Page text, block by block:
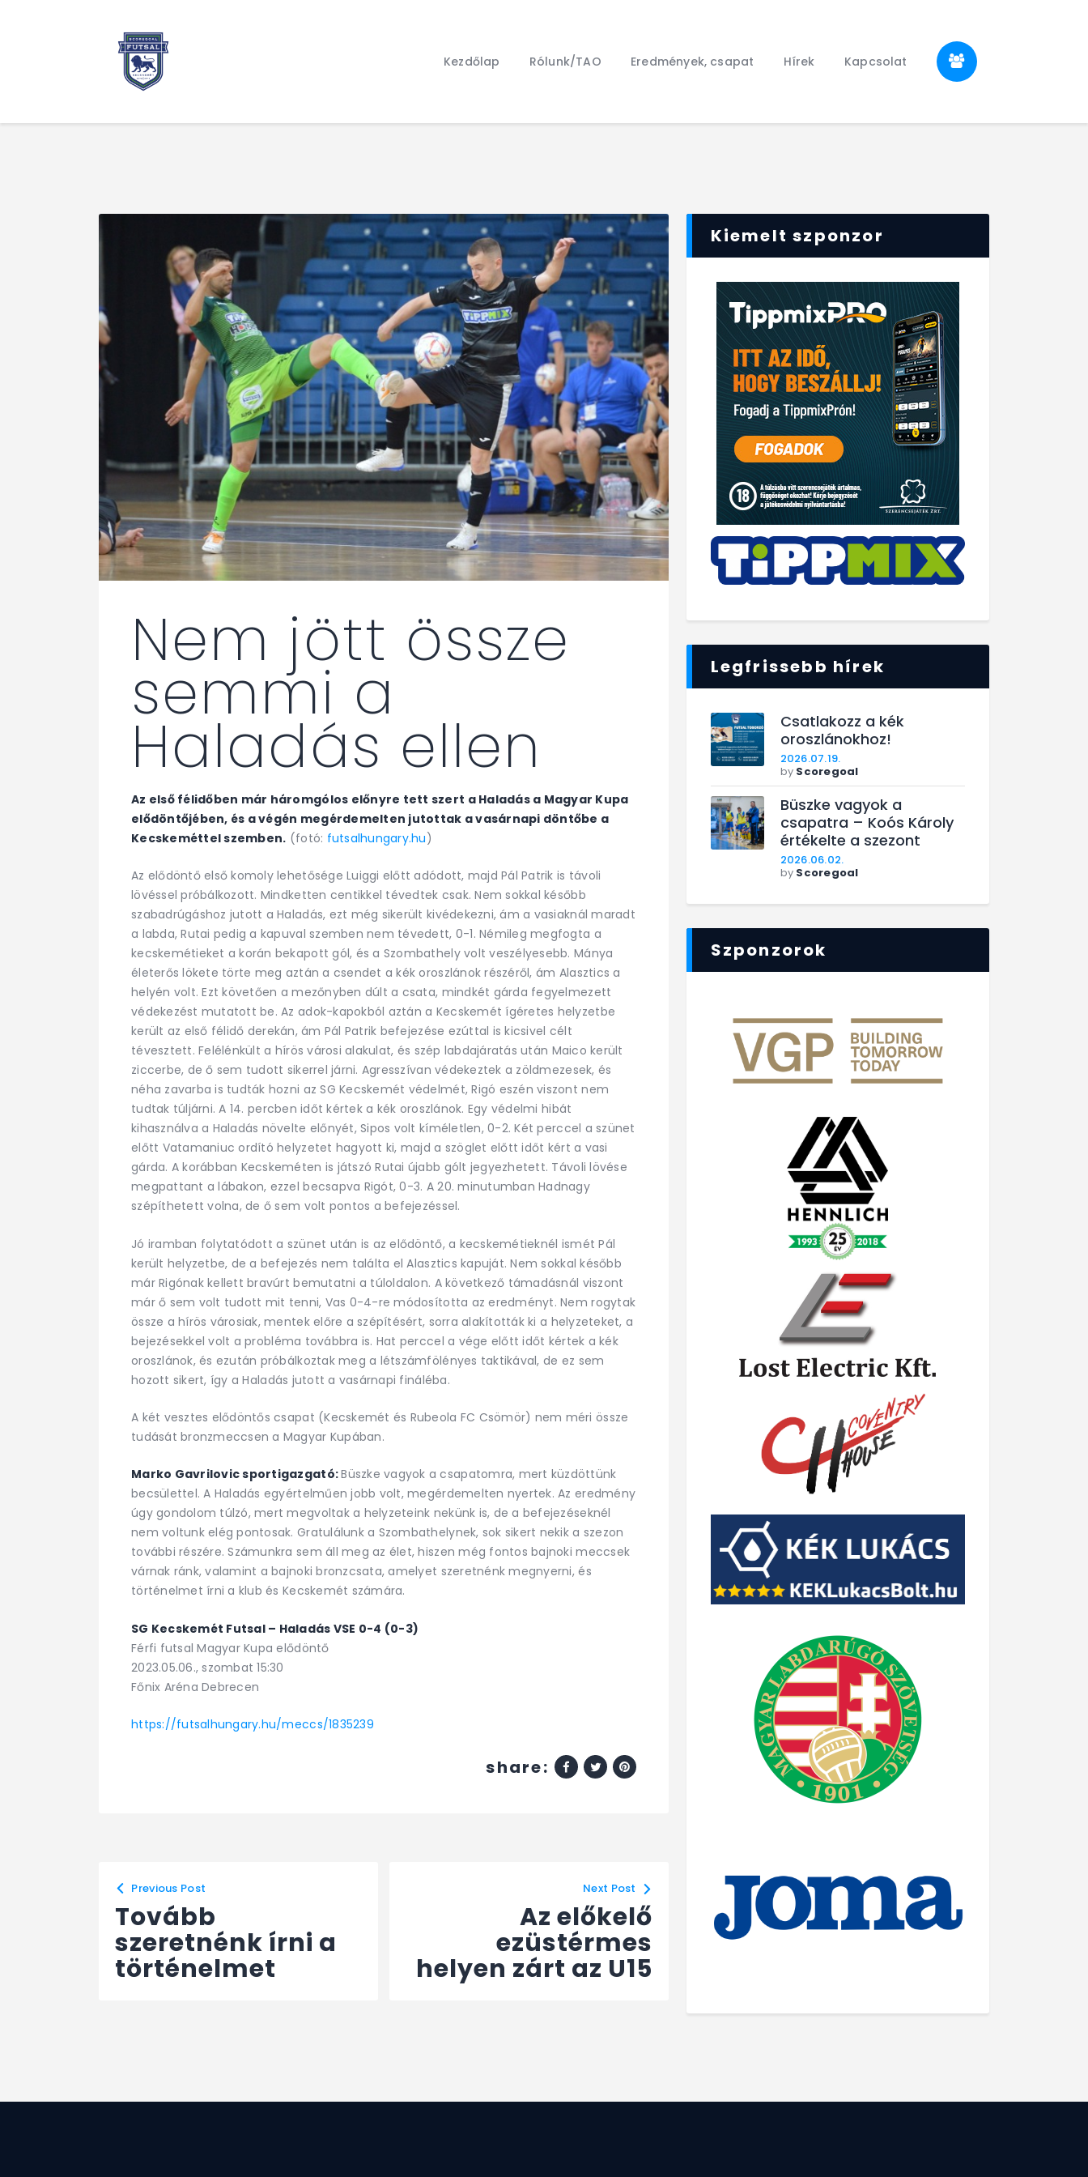
Kezdőlap Rólunk/TAO Eredmények, csapat Hírek Kapcsolat
Eredmények, csapat
Kapcsolat
Nem jött össze
semmi a
Haladás ellen
Az első félidőben már háromgólos előnyre tett szert a Haladás a Magyar Kupa
elődöntőjében, és a végén megérdemelten jutottak a vasárnapi döntőbe a
Kecskeméttel szemben. (fotó: futsalhungary.hu)
Az elődöntő első komoly lehetősége Luiggi előtt adódott, majd Pál Patrik is távoli
lövéssel próbálkozott. Mindketten centikkel tévedtek csak. Nem sokkal később
szabadrúgáshoz jutott a Haladás, ezt még sikerült kivédekezni, ám a vasiaknál maradt
a labda, Rutai pedig a kapuval szemben nem tévedett, 0-1. Némileg megfogta a
kecskemétieket a korán bekapott gól, és a Szombathely volt veszélyesebb. Mánya
életerős lökete törte meg aztán a csendet a kék oroszlánok részéről, ám Alasztics a
helyén volt. Ezt követően a mezőnyben dúlt a csata, mindkét gárda fegyelmezett
védekezést mutatott be. Az adok-kapokból aztán a Kecskemét ígéretes helyzetbe
került az első félidő derekán, ám Pál Patrik befejezése ezúttal is kicsivel célt
tévesztett. Felélénkült a hírös városi alakulat, és szép labdajáratás után Maico került
ziccerbe, de ő sem tudott sikerrel járni. Agresszívan védekeztek a zöldmezesek, és
néha zavarba is tudták hozni az SG Kecskemét védelmét, Rigó eszén viszont nem
tudtak túljárni. A 14. percben időt kértek a kék oroszlánok. Egy védelmi hibát
kihasználva a Haladás növelte előnyét, Sipos volt kíméletlen, 0-2. Két perccel a szünet
előtt Vatamaniuc ordító helyzetet hagyott ki, majd a szöglet előtt időt kért a vasi
gárda. A korábban Kecskeméten is játszó Rutai újabb gólt jegyezhetett. Távoli lövése
megpattant a lábakon, ezzel becsapva Rigót, 0-3. A 20. minutumban Hadnagy
szépíthetett volna, de ő sem volt pontos a befejezéssel.
Jó iramban folytatódott a szünet után is az elődöntő, a kecskemétieknél ismét Pál
került helyzetbe, de a befejezés nem találta el Alasztics kapuját. Nem sokkal később
már Rigónak kellett bravúrt bemutatni a túloldalon. A következő támadásnál viszont
már ő sem volt tudott mit tenni, Vas 0-4-re módosította az eredményt. Nem rogytak
össze a hírös városiak, mentek előre a szépítésért, sorra alakították ki a helyzeteket, a
bejezésekkel volt a probléma továbbra is. Hat perccel a vége előtt időt kértek a kék
oroszlánok, és ezután próbálkoztak meg a létszámfölényes taktikával, de ez sem
hozott sikert, így a Haladás jutott a vasárnapi fináléba.
A két vesztes elődöntős csapat (Kecskemét és Rubeola FC Csömör) nem méri össze
tudását bronzmeccsen a Magyar Kupában.
Marko Gavrilovic sportigazgató:Büszke vagyok a csapatomra, mert küzdöttünk
becsülettel. A Haladás egyértelműen jobb volt, megérdemelten nyertek. Az eredmény
úgy gondolom túlzó, mert megvoltak a helyzeteink nekünk is, de a befejezéseknél
nem voltunk elég pontosak. Gratulálunk a Szombathelynek, sok sikert nekik a szezon
további részére. Számunkra sem áll meg az élet, hiszen még fontos bajnoki meccsek
várnak ránk, valamint a bajnoki bronzcsata, amelyet szeretnénk megnyerni, és
történelmet írni a klub és Kecskemét számára.
SG Kecskemét Futsal – Haladás VSE 0-4 (0-3)
Férfi futsal Magyar Kupa elődöntő
2023.05.06., szombat 15:30
Főnix Aréna Debrecen
https://futsalhungary.hu/meccs/1835239
share:
Previous Post
Tovább
szeretnénk írni a
történelmet
Next Post
Az előkelő
ezüstérmes
helyen zárt az U15
Kiemelt szponzor
Legfrissebb hírek
Csatlakozz a kék
oroszlánokhoz!
2026.07.19.
by Scoregoal
Büszke vagyok a
csapatra – Koós Károly
értékelte a szezont
2026.06.02.
by Scoregoal
Szponzorok